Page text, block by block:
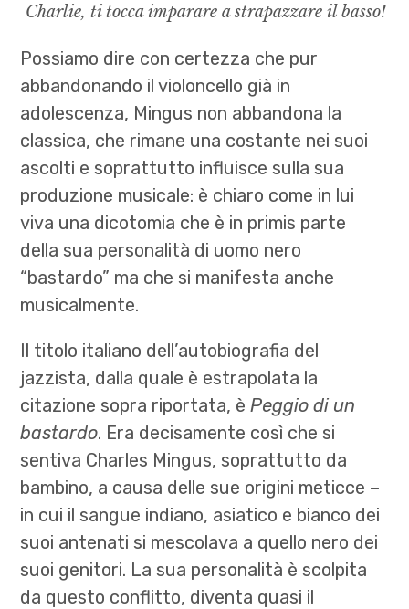
Charlie, ti tocca imparare a strapazzare il basso!
Possiamo dire con certezza che pur
abbandonando il violoncello già in
adolescenza, Mingus non abbandona la
classica, che rimane una costante nei suoi
ascolti e soprattutto influisce sulla sua
produzione musicale: è chiaro come in lui
viva una dicotomia che è in primis parte
della sua personalità di uomo nero
“bastardo” ma che si manifesta anche
musicalmente.
Il titolo italiano dell’autobiografia del
jazzista, dalla quale è estrapolata la
citazione sopra riportata, èPeggio di un
bastardo. Era decisamente così che si
sentiva Charles Mingus, soprattutto da
bambino, a causa delle sue origini meticce –
in cui il sangue indiano, asiatico e bianco dei
suoi antenati si mescolava a quello nero dei
suoi genitori. La sua personalità è scolpita
da questo conflitto, diventa quasi il